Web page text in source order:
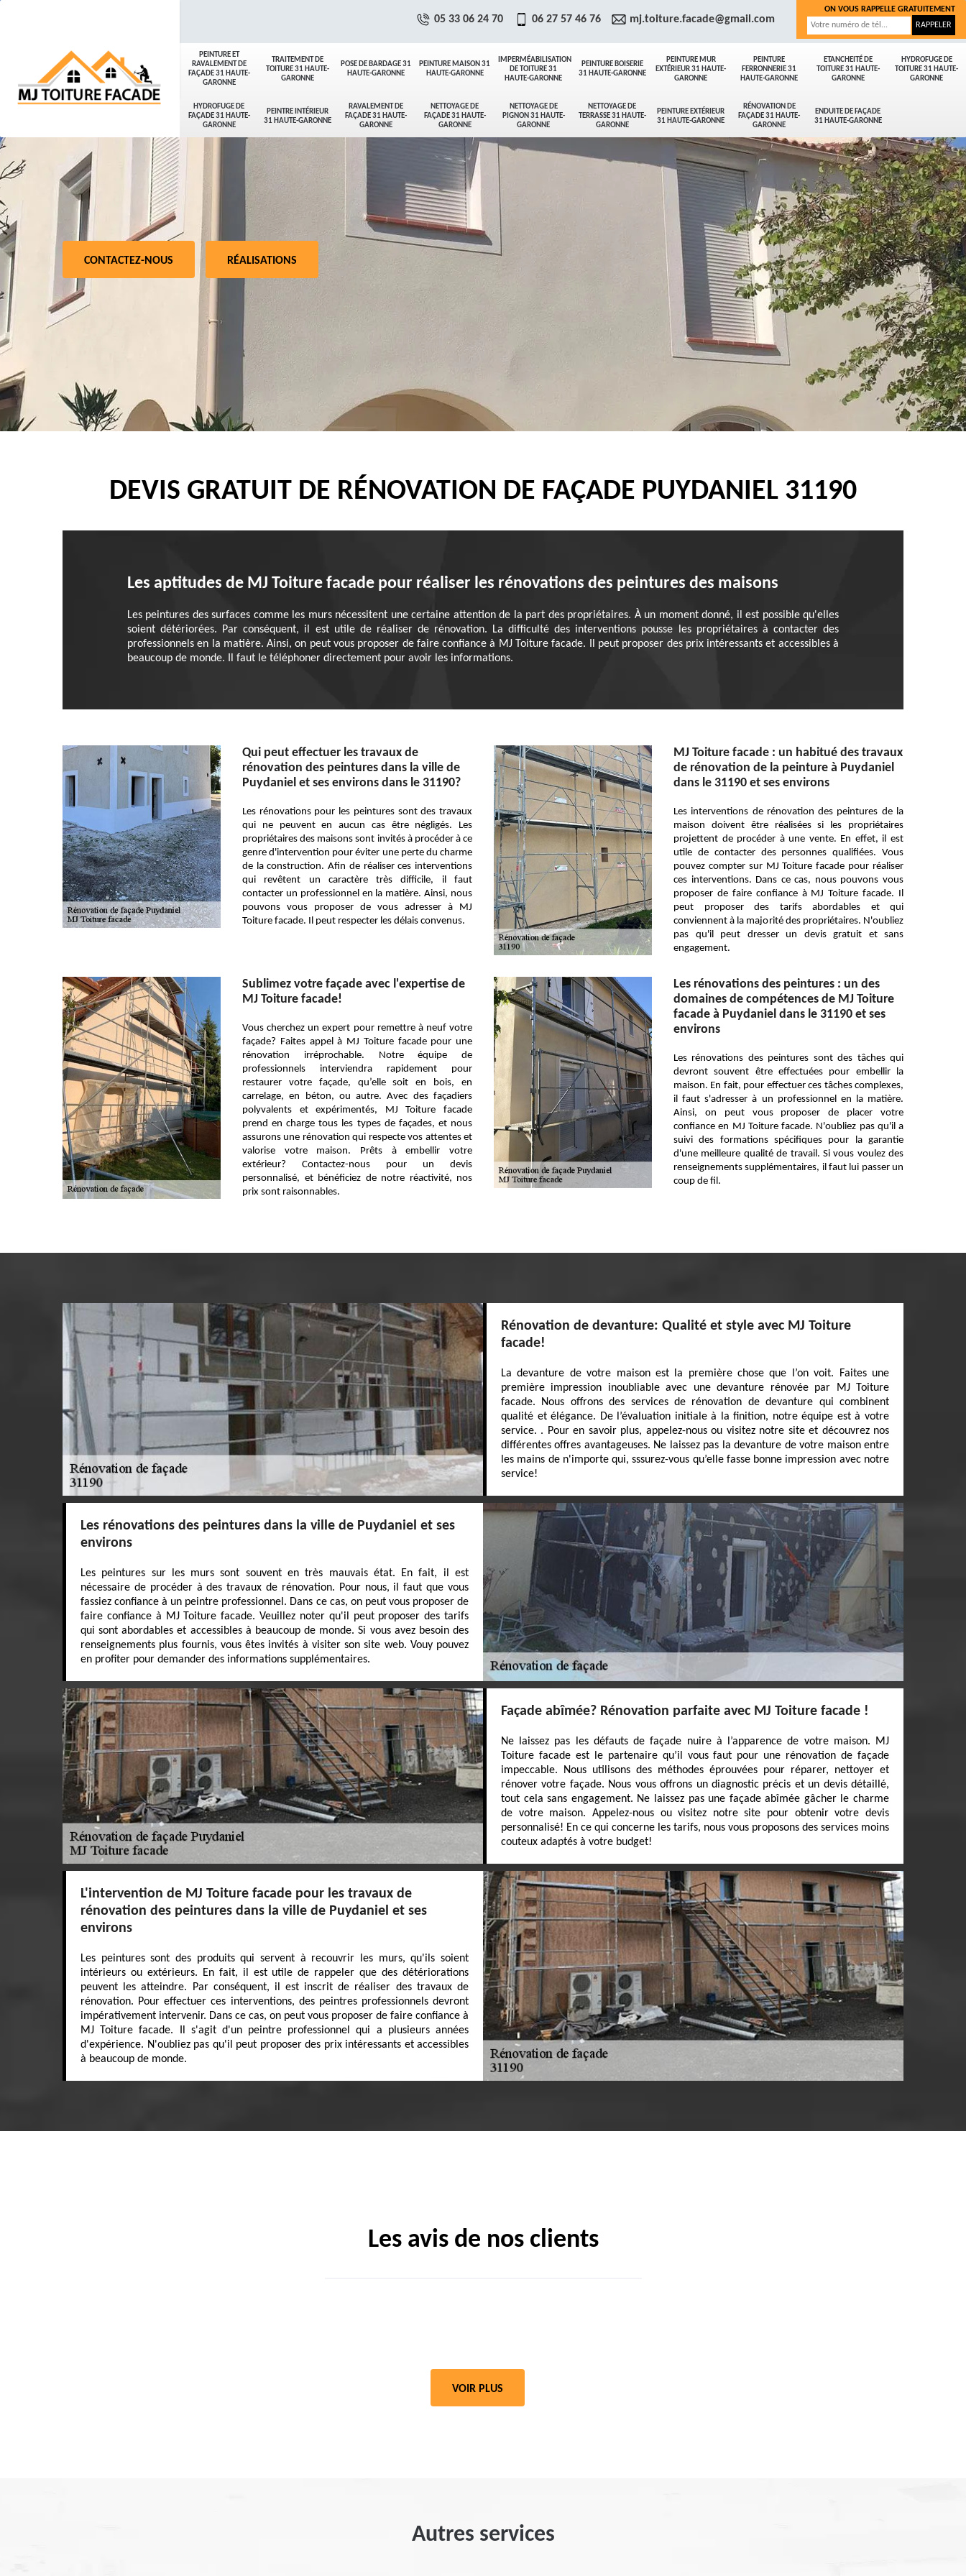
PEINTURE ET
RAVALEMENT DE
FAÇADE 31 HAUTE-
GARONNE
TRAITEMENT DE
TOITURE 31 HAUTE-
GARONNE
POSE DE BARDAGE 31
HAUTE-GARONNE
PEINTURE MAISON 31
HAUTE-GARONNE
IMPERMÉABILISATION
DE TOITURE 31
HAUTE-GARONNE
PEINTURE BOISERIE
31 HAUTE-GARONNE
PEINTURE MUR
EXTÉRIEUR 31 HAUTE-
GARONNE
PEINTURE
FERRONNERIE 31
HAUTE-GARONNE
ETANCHEITÉ DE
TOITURE 31 HAUTE-
GARONNE
HYDROFUGE DE
TOITURE 31 HAUTE-
GARONNE
HYDROFUGE DE
FAÇADE 31 HAUTE-
GARONNE
PEINTRE INTÉRIEUR
31 HAUTE-GARONNE
RAVALEMENT DE
FAÇADE 31 HAUTE-
GARONNE
NETTOYAGE DE
FAÇADE 31 HAUTE-
GARONNE
NETTOYAGE DE
PIGNON 31 HAUTE-
GARONNE
NETTOYAGE DE
TERRASSE 31 HAUTE-
GARONNE
PEINTURE EXTÉRIEUR
31 HAUTE-GARONNE
RÉNOVATION DE
FAÇADE 31 HAUTE-
GARONNE
ENDUITE DE FAÇADE
31 HAUTE-GARONNE
05 33 06 24 70 06 27 57 46 76 mj.toiture.facade@gmail.com
ON VOUS RAPPELLE GRATUITEMENT
CONTACTEZ-NOUS RÉALISATIONS
DEVIS GRATUIT DE RÉNOVATION DE FAÇADE PUYDANIEL 31190
Les aptitudes de MJ Toiture facade pour réaliser les rénovations des peintures des maisons
Les peintures des surfaces comme les murs nécessitent une certaine attention de la part des propriétaires. À un moment donné, il est possible qu'elles
soient détériorées. Par conséquent, il est utile de réaliser de rénovation. La difficulté des interventions pousse les propriétaires à contacter des
professionnels en la matière. Ainsi, on peut vous proposer de faire confiance à MJ Toiture facade. Il peut proposer des prix intéressants et accessibles à
beaucoup de monde. Il faut le téléphoner directement pour avoir les informations.
Qui peut effectuer les travaux de
rénovation des peintures dans la ville de
Puydaniel et ses environs dans le 31190?
Les rénovations pour les peintures sont des travaux
qui ne peuvent en aucun cas être négligés. Les
propriétaires des maisons sont invités à procéder à ce
genre d'intervention pour éviter une perte du charme
de la construction. Afin de réaliser ces interventions
qui revêtent un caractère très difficile, il faut
contacter un professionnel en la matière. Ainsi, nous
pouvons vous proposer de vous adresser à MJ
Toiture facade. Il peut respecter les délais convenus.
MJ Toiture facade : un habitué des travaux
de rénovation de la peinture à Puydaniel
dans le 31190 et ses environs
Les interventions de rénovation des peintures de la
maison doivent être réalisées si les propriétaires
projettent de procéder à une vente. En effet, il est
utile de contacter des personnes qualifiées. Vous
pouvez compter sur MJ Toiture facade pour réaliser
ces interventions. Dans ce cas, nous pouvons vous
proposer de faire confiance à MJ Toiture facade. Il
peut proposer des tarifs abordables et qui
conviennent à la majorité des propriétaires. N'oubliez
pas qu'il peut dresser un devis gratuit et sans
engagement.
Sublimez votre façade avec l'expertise de
MJ Toiture facade!
Vous cherchez un expert pour remettre à neuf votre
façade? Faites appel à MJ Toiture facade pour une
rénovation irréprochable. Notre équipe de
professionnels interviendra rapidement pour
restaurer votre façade, qu’elle soit en bois, en
carrelage, en béton, ou autre. Avec des façadiers
polyvalents et expérimentés, MJ Toiture facade
prend en charge tous les types de façades, et nous
assurons une rénovation qui respecte vos attentes et
valorise votre maison. Prêts à embellir votre
extérieur? Contactez-nous pour un devis
personnalisé, et bénéficiez de notre réactivité, nos
prix sont raisonnables.
Les rénovations des peintures : un des
domaines de compétences de MJ Toiture
facade à Puydaniel dans le 31190 et ses
environs
Les rénovations des peintures sont des tâches qui
devront souvent être effectuées pour embellir la
maison. En fait, pour effectuer ces tâches complexes,
il faut s'adresser à un professionnel en la matière.
Ainsi, on peut vous proposer de placer votre
confiance en MJ Toiture facade. N'oubliez pas qu'il a
suivi des formations spécifiques pour la garantie
d'une meilleure qualité de travail. Si vous voulez des
renseignements supplémentaires, il faut lui passer un
coup de fil.
Rénovation de devanture: Qualité et style avec MJ Toiture
facade!
La devanture de votre maison est la première chose que l’on voit. Faites une
première impression inoubliable avec une devanture rénovée par MJ Toiture
facade. Nous offrons des services de rénovation de devanture qui combinent
qualité et élégance. De l’évaluation initiale à la finition, notre équipe est à votre
service. . Pour en savoir plus, appelez-nous ou visitez notre site et découvrez nos
différentes offres avantageuses. Ne laissez pas la devanture de votre maison entre
les mains de n'importe qui, sssurez-vous qu’elle fasse bonne impression avec notre
service!
Les rénovations des peintures dans la ville de Puydaniel et ses
environs
Les peintures sur les murs sont souvent en très mauvais état. En fait, il est
nécessaire de procéder à des travaux de rénovation. Pour nous, il faut que vous
fassiez confiance à un peintre professionnel. Dans ce cas, on peut vous proposer de
faire confiance à MJ Toiture facade. Veuillez noter qu'il peut proposer des tarifs
qui sont abordables et accessibles à beaucoup de monde. Si vous avez besoin des
renseignements plus fournis, vous êtes invités à visiter son site web. Vouy pouvez
en profiter pour demander des informations supplémentaires.
Façade abîmée? Rénovation parfaite avec MJ Toiture facade !
Ne laissez pas les défauts de façade nuire à l’apparence de votre maison. MJ
Toiture facade est le partenaire qu’il vous faut pour une rénovation de façade
impeccable. Nous utilisons des méthodes éprouvées pour réparer, nettoyer et
rénover votre façade. Nous vous offrons un diagnostic précis et un devis détaillé,
tout cela sans engagement. Ne laissez pas une façade abîmée gâcher le charme
de votre maison. Appelez-nous ou visitez notre site pour obtenir votre devis
personnalisé! En ce qui concerne les tarifs, nous vous proposons des services moins
couteux adaptés à votre budget!
L'intervention de MJ Toiture facade pour les travaux de
rénovation des peintures dans la ville de Puydaniel et ses
environs
Les peintures sont des produits qui servent à recouvrir les murs, qu'ils soient
intérieurs ou extérieurs. En fait, il est utile de rappeler que des détériorations
peuvent les atteindre. Par conséquent, il est inscrit de réaliser des travaux de
rénovation. Pour effectuer ces interventions, des peintres professionnels devront
impérativement intervenir. Dans ce cas, on peut vous proposer de faire confiance à
MJ Toiture facade. Il s'agit d'un peintre professionnel qui a plusieurs années
d'expérience. N'oubliez pas qu'il peut proposer des prix intéressants et accessibles
à beaucoup de monde.
Les avis de nos clients
VOIR PLUS
Autres services